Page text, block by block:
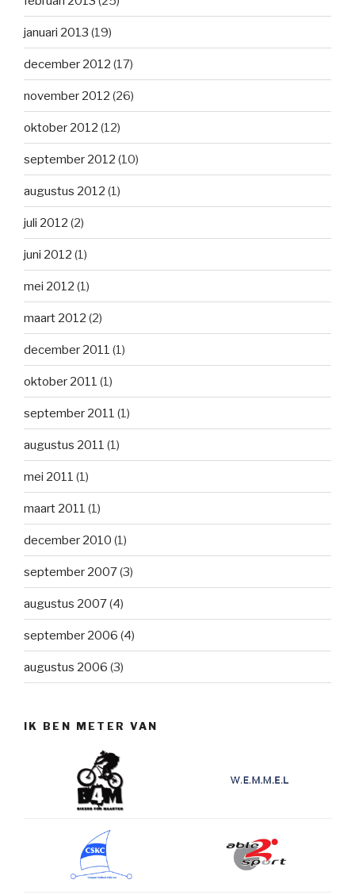
januari 2013 (19)
december 2012 (17)
november 2012 (26)
oktober 2012 (12)
september 2012 (10)
augustus 2012 (1)
juli 2012 (2)
juni 2012 (1)
mei 2012 (1)
maart 2012 (2)
december 2011 (1)
oktober 2011 (1)
september 2011 (1)
augustus 2011 (1)
mei 2011 (1)
maart 2011 (1)
december 2010 (1)
september 2007(3)
augustus 2007(4)
september 2006 (4)
augustus 2006 (3)
IK BEN METER VAN